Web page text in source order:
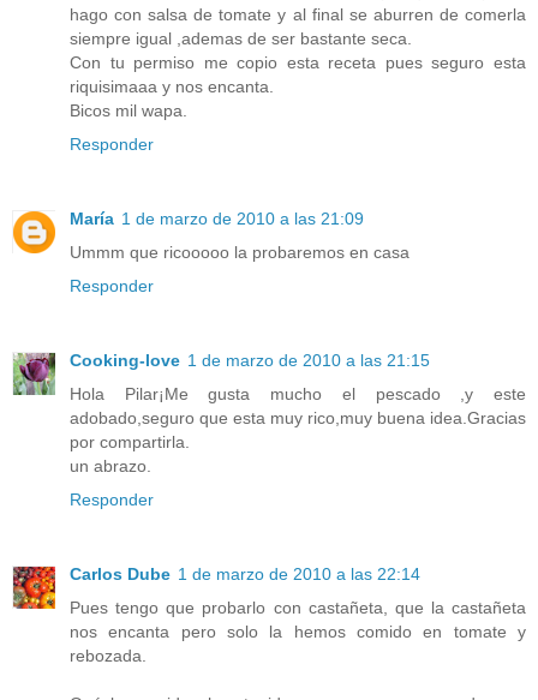
hago con salsa de tomate y al final se aburren de comerla
siempre igual ,ademas de ser bastante seca.
Con tu permiso me copio esta receta pues seguro esta
riquisimaaa y nos encanta.
Bicos mil wapa.
Responder
María 1 de marzo de 2010 a las 21:09
Ummm que ricooooo la probaremos en casa
Responder
Cooking-love 1 de marzo de 2010 a las 21:15
Hola Pilar¡Me gusta mucho el pescado ,y este
adobado,seguro que esta muy rico,muy buena idea.Gracias
por compartirla.
un abrazo.
Responder
Carlos Dube 1 de marzo de 2010 a las 22:14
Pues tengo que probarlo con castañeta, que la castañeta
nos encanta pero solo la hemos comido en tomate y
rebozada.